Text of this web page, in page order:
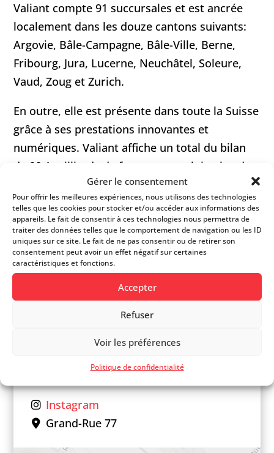
Gérer le consentement
Pour offrir les meilleures expériences, nous utilisons des technologies
telles que les cookies pour stocker et/ou accéder aux informations des
appareils. Le fait de consentir à ces technologies nous permettra de
traiter des données telles que le comportement de navigation ou les ID
uniques sur ce site. Le fait de ne pas consentir ou de retirer son
consentement peut avoir un effet négatif sur certaines
caractéristiques et fonctions.
Accepter
Refuser
Voir les préférences
Politique de confidentialité
Valiant compte 91 succursales et est ancrée
localement dans les douze cantons suivants:
Argovie, Bâle-Campagne, Bâle-Ville, Berne,
Fribourg, Jura, Lucerne, Neuchâtel, Soleure,
Vaud, Zoug et Zurich.
En outre, elle est présente dans toute la Suisse
grâce à ses prestations innovantes et
numériques. Valiant affiche un total du bilan
de 28,1 milliards de francs et emploie plus de
1000 collaborateurs, dont 80 personnes en
formation.
FICHE D’INFOS
Facebook
Instagram
Grand-Rue 77